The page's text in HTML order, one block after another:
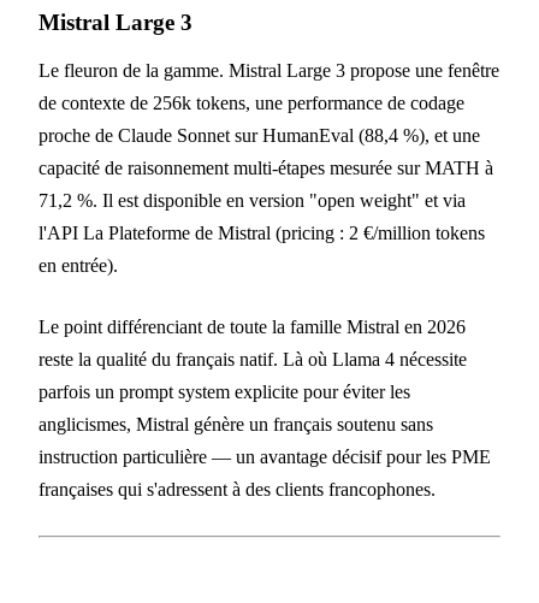
Mistral Large 3
Le fleuron de la gamme. Mistral Large 3 propose une fenêtre
de contexte de 256k tokens, une performance de codage
proche de Claude Sonnet sur HumanEval (88,4 %), et une
capacité de raisonnement multi-étapes mesurée sur MATH à
71,2 %. Il est disponible en version "open weight" et via
l'API La Plateforme de Mistral (pricing : 2 €/million tokens
en entrée).
Le point différenciant de toute la famille Mistral en 2026
reste la qualité du français natif. Là où Llama 4 nécessite
parfois un prompt system explicite pour éviter les
anglicismes, Mistral génère un français soutenu sans
instruction particulière — un avantage décisif pour les PME
françaises qui s'adressent à des clients francophones.